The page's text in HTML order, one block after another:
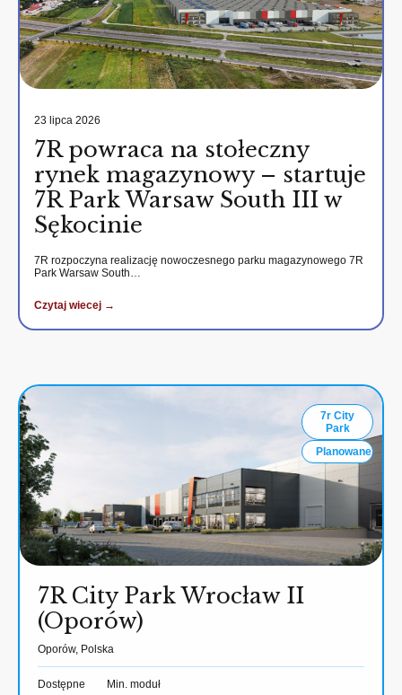
23 lipca 2026
7R powraca na stołeczny
rynek magazynowy – startuje
7R Park Warsaw South III w
Sękocinie
7R rozpoczyna realizację nowoczesnego parku magazynowego 7R
Park Warsaw South…
Czytaj wiecej →
7r City
Park
Planowane
7R City Park Wrocław II
(Oporów)
Oporów, Polska
Dostępne Min. moduł